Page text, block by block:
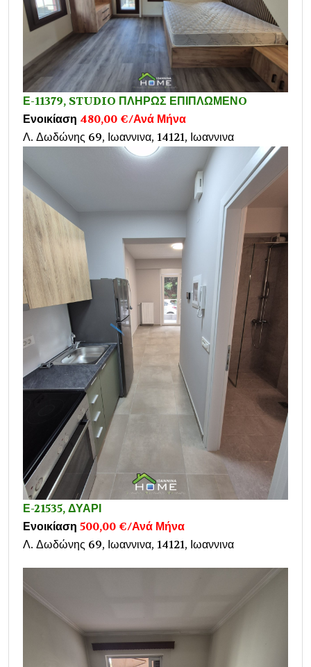
Ε-11379, STUDIO ΠΛΗΡΩΣ ΕΠΙΠΛΩΜΕΝO
Ενοικίαση 480,00 €/Ανά Μήνα
Λ. Δωδώνης 69, Ιωαννινα, 14121, Ιωαννινα
Ε-21535, ΔΥΑΡΙ
Ενοικίαση 500,00 €/Ανά Μήνα
Λ. Δωδώνης 69, Ιωαννινα, 14121, Ιωαννινα